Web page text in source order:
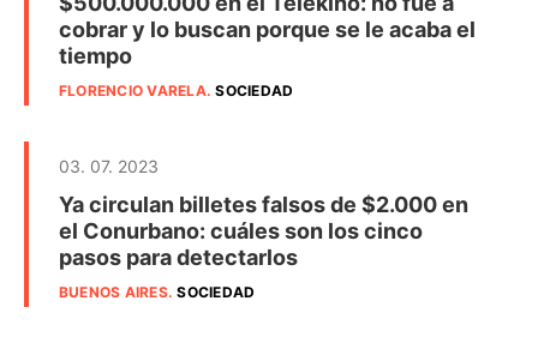
cobrar y lo buscan porque se le acaba el
tiempo
FLORENCIO VARELA.SOCIEDAD
03. 07. 2023
Ya circulan billetes falsos de $2.000 en
el Conurbano: cuáles son los cinco
pasos para detectarlos
BUENOS AIRES.SOCIEDAD